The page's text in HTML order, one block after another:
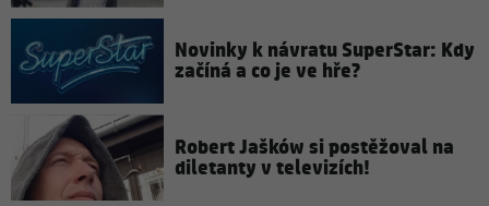
Novinky k návratu SuperStar: Kdy
začíná a co je ve hře?
Robert Jašków si postěžoval na
diletanty v televizích!